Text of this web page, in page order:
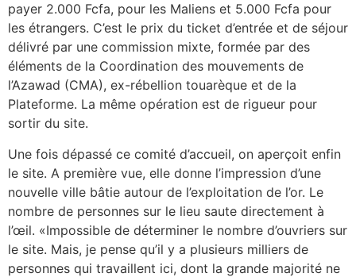
payer 2.000 Fcfa, pour les Maliens et 5.000 Fcfa pour
les étrangers. C’est le prix du ticket d’entrée et de séjour
délivré par une commission mixte, formée par des
éléments de la Coordination des mouvements de
l’Azawad (CMA), ex-rébellion touarèque et de la
Plateforme. La même opération est de rigueur pour
sortir du site.
Une fois dépassé ce comité d’accueil, on aperçoit enfin
le site. A première vue, elle donne l’impression d’une
nouvelle ville bâtie autour de l’exploitation de l’or. Le
nombre de personnes sur le lieu saute directement à
l’œil. «Impossible de déterminer le nombre d’ouvriers sur
le site. Mais, je pense qu’il y a plusieurs milliers de
personnes qui travaillent ici, dont la grande majorité ne